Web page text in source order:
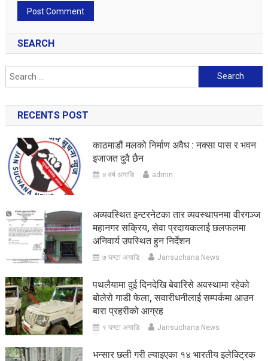
SEARCH
Search
for:
RECENTS POST
काठमाडौं मलको निर्माण अवैध : नक्सा पास र भवन
इजाजत दुवै छैन
४ वर्ष अगाडि admin
अव्यवस्थित इन्टरनेटका तार व्यवस्थापनमा वीरगञ्ज
महानगर सक्रिय, सेवा प्रदायकलाई छलफलमा
अनिवार्य उपस्थित हुन निर्देशन
७ घण्टा अगाडि Jansuchana News
पथलैयामा दुई दिनदेखि बेवारिसे अवस्थामा रहेको
बोलेरो गाडी फेला, सवारीधनीलाई सम्पर्कमा आउन
बारा प्रहरीको आग्रह
९ घण्टा अगाडि Jansuchana News
भन्सार छली गरी ल्याइएका १४ भारतीय इलेक्ट्रिक